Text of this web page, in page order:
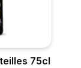
75cl